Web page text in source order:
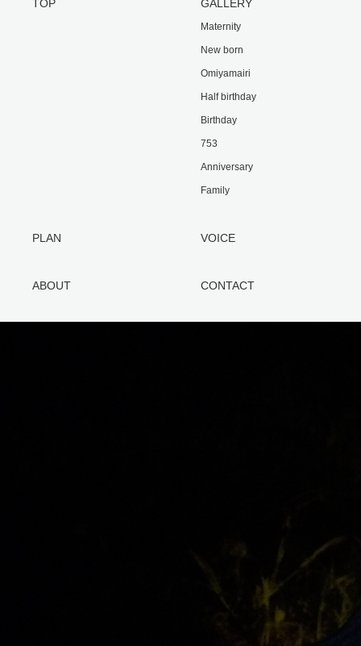
TOP GALLERY
Maternity
New born
Omiyamairi
Half birthday
Birthday
753
Anniversary
Family
PLAN VOICE
ABOUT CONTACT